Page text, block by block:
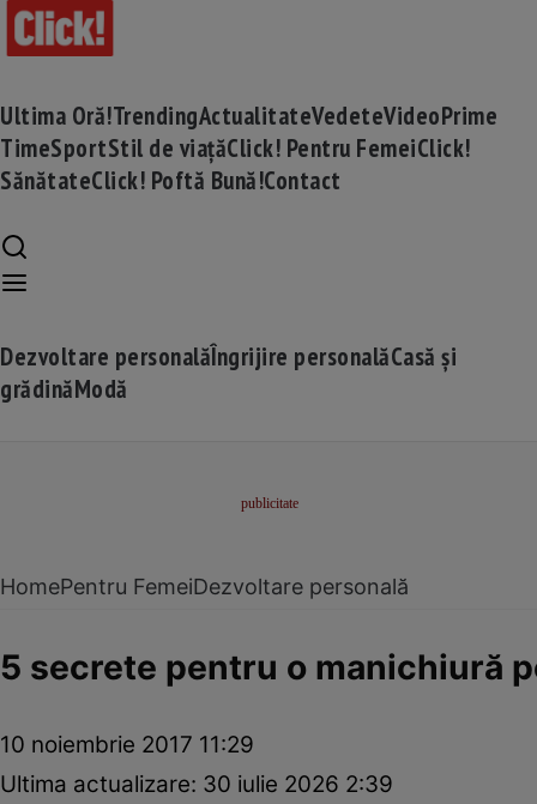
Ultima Oră!TrendingActualitateVedeteVideoPrime
TimeSportStil de viațăClick! Pentru FemeiClick!
SănătateClick! Poftă Bună!Contact
Dezvoltare personalăÎngrijire personalăCasă și
grădinăModă
HomePentru FemeiDezvoltare personală
5 secrete pentru o manichiură
10 noiembrie 2017 11:29
Ultima actualizare: 30 iulie 2026 2:39